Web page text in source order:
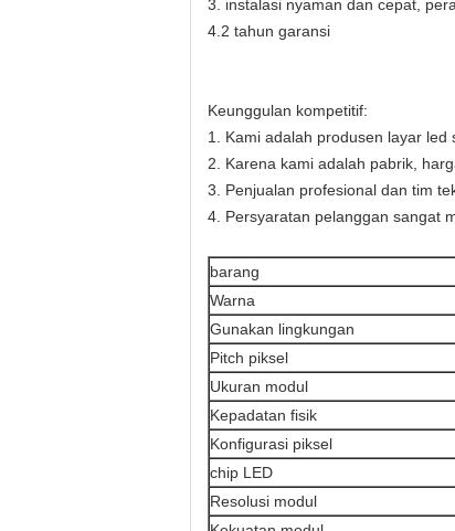
3. instalasi nyaman dan cepat,
4.2 tahun garansi
Keunggulan kompetitif:
1. Kami adalah produsen layar led
2. Karena kami adalah pabrik,
3. Penjualan profesional dan tim
4. Persyaratan pelanggan sangat
barang
Warna
Gunakan lingkungan
Pitch piksel
Ukuran modul
Kepadatan fisik
Konfigurasi piksel
chip LED
Resolusi modul